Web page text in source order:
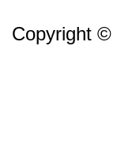
Copyright ©